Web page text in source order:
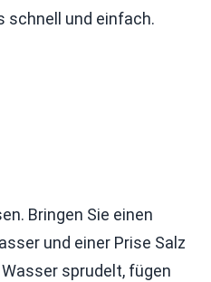
schnell und einfach.
Bringen Sie einen
und einer Prise Salz
sprudelt, fügen